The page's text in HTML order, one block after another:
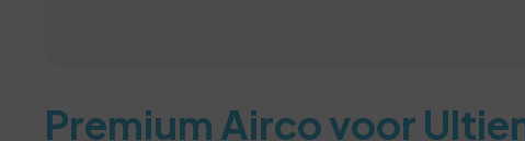
Premium Airco voor